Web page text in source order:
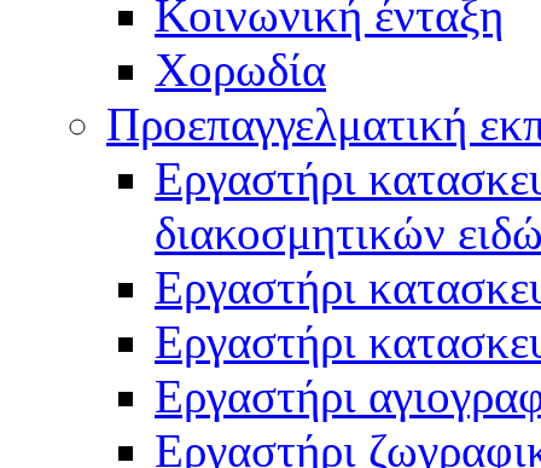
Κοινωνική ένταξη
Χορωδία
Προεπαγγελματική
Εργαστήρι
διακοσμητικών
Εργαστήρι
Εργαστήρι
Εργαστήρι
Εργαστήρι